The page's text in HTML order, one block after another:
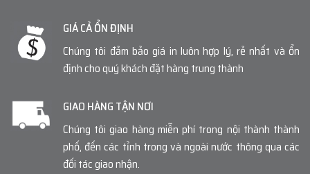
GIÁ CẢ ỔN ĐỊNH
Chúng tôi đảm bảo giá in luôn hợp lý, rẻ nhất và ổn
định cho quý khách đặt hàng trung thành
GIAO HÀNG TẬN NƠI
Chúng tôi giao hàng miễn phí trong nội thành thành
phố, đến các tỉnh trong và ngoài nước thông qua các
đối tác giao nhận.